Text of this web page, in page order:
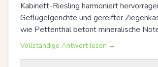
Kabinett-Riesling harmoniert
Geflügelgerichte und gereifter
wie Pettenthal betont mineralische
Vollständige Antwort lesen →